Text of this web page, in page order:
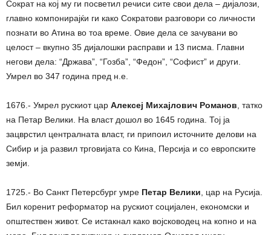
Сократ на кој му ги посветил речиси сите свои дела – дијалози,
главно компонирајќи ги како Сократови разговори со личности
познати во Атина во тоа време. Овие дела се зачувани во
целост – вкупно 35 дијалошки расправи и 13 писма. Главни
негови дела: “Држава”, “Гозба”, “Федон”, “Софист” и други.
Умрел во 347 година пред н.е.
1676.- Умрел рускиот цар Алексеј Михајлович Романов , татко
на Петар Велики. На власт дошол во 1645 година. Тој ја
зацврстил централната власт, ги припоил источните делови на
Сибир и ја развил трговијата со Кина, Персија и со европските
земји.
1725.- Во Санкт Петерсбург умре Петар Велики , цар на Русија.
Бил коренит реформатор на рускиот социјален, економски и
општествен живот. Се истакнал како војсководец на копно и на